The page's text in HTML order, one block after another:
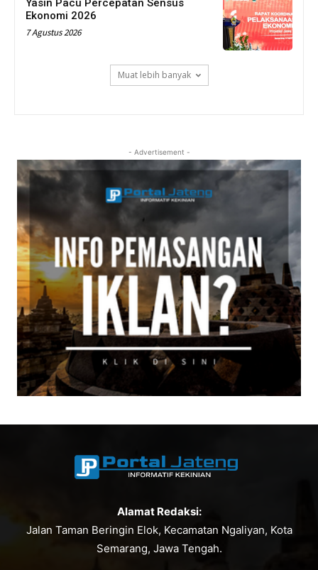
Yasin Pacu Percepatan Sensus
Ekonomi 2026
7 Agustus 2026
Muat lebih banyak
- Advertisement -
Alamat Redaksi:
Jalan Taman Beringin Elok, Kecamatan Ngaliyan, Kota
Semarang, Jawa Tengah.